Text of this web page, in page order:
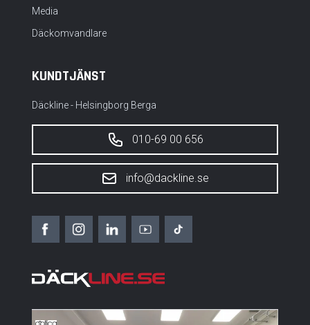
Media
Däckomvandlare
KUNDTJÄNST
Däckline - Helsingborg Berga
010-69 00 656
info@dackline.se